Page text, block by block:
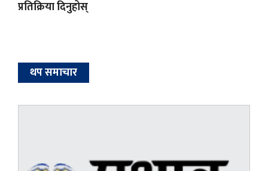
प्रतिक्रिया दिनुहोस्
थप समाचार